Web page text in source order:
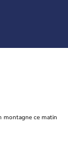
montagne ce matin